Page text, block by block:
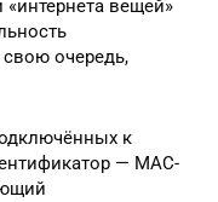
вещей»
свою очередь,
к
— MAC-